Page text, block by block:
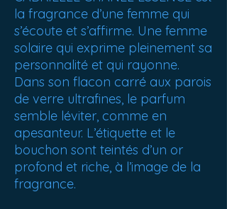
la fragrance d’une femme qui
s’écoute et s’affirme. Une femme
solaire qui exprime pleinement sa
personnalité et qui rayonne.
Dans son flacon carré aux parois
de verre ultrafines, le parfum
semble léviter, comme en
apesanteur. L’étiquette et le
bouchon sont teintés d’un or
profond et riche, à l’image de la
fragrance.